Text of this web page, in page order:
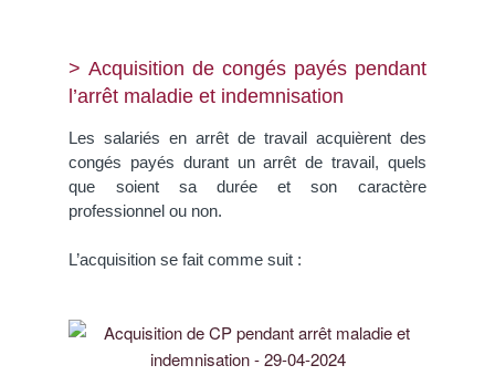
> Acquisition de congés payés pendant
l’arrêt maladie et indemnisation
Les salariés en arrêt de travail acquièrent des
congés payés durant un arrêt de travail, quels
que soient sa durée et son caractère
professionnel ou non.
L’acquisition se fait comme suit :